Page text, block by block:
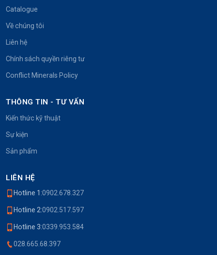
Catalogue
Về chúng tôi
Liên hệ
Chính sách quyền riêng tư
Conflict Minerals Policy
THÔNG TIN - TƯ VẤN
Kiến thức kỹ thuật
Sự kiện
Sản phẩm
LIÊN HỆ
Hotline 1:0902.678.327
Hotline 2:0902.517.597
Hotline 3:0339.953.584
028.665.68.397